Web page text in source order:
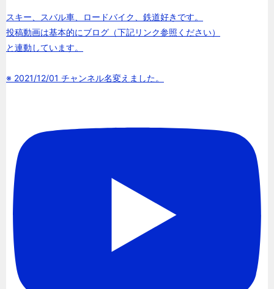
スキー、スバル車、ロードバイク、鉄道好きです。
投稿動画は基本的にブログ（下記リンク参照ください）
と連動しています。
※ 2021/12/01 チャンネル名変えました。